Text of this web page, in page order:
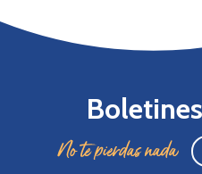
No te pierdas nada